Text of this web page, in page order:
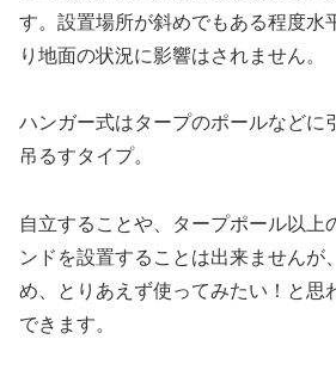
す。設置場所が斜めでもある程度水
り地面の状況に影響はされません。
ハンガー式はタープのポールなどに
吊るすタイプ。
自立することや、タープポール以上
ンドを設置することは出来ませんが
め、とりあえず使ってみたい！と思
できます。